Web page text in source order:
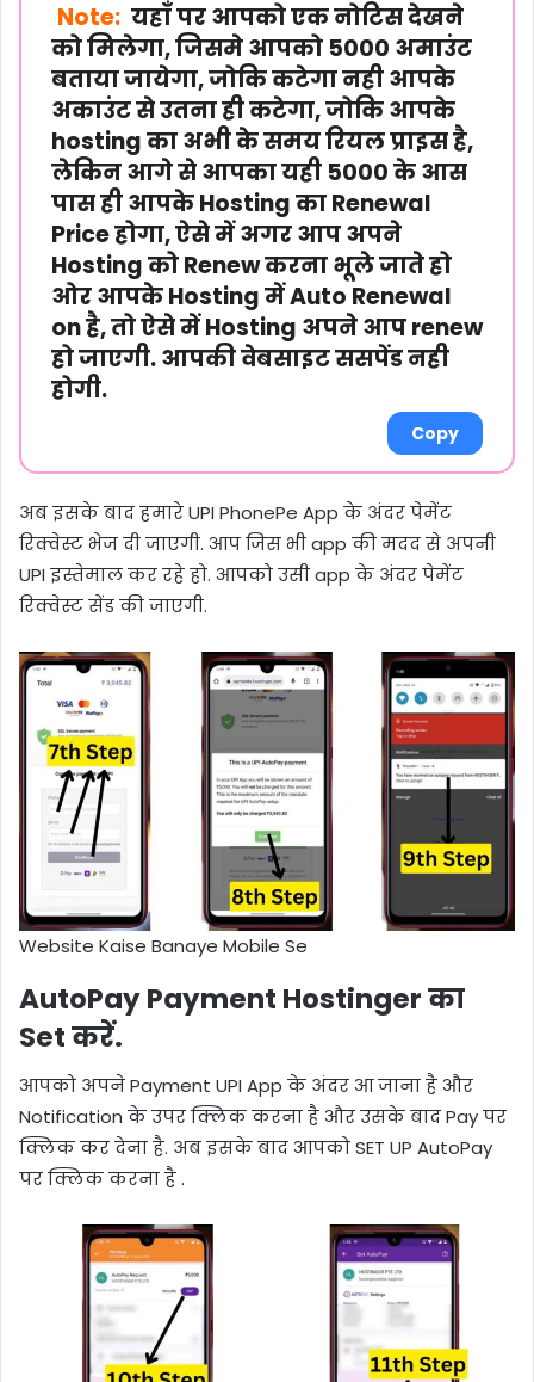
Note: यहाँ पर आपको एक नोटिस देखने
को मिलेगा, जिसमे आपको 5000 अमाउंट
बताया जायेगा, जोकि कटेगा नही आपके
अकाउंट से उतना ही कटेगा, जोकि आपके
hosting का अभी के समय रियल प्राइस है,
लेकिन आगे से आपका यही 5000 के आस
पास ही आपके Hosting का Renewal
Priceहोगा, ऐसे में अगर आप अपने
Hosting को Renew करना भूले जाते हो
ओर आपके Hosting में Auto Renewal
on है, तो ऐसे में Hosting अपने आप renew
हो जाएगी. आपकी वेबसाइट ससपेंड नही
होगी.
Copy
अब इसके बाद हमारे UPI PhonePe App के अंदर पेमेंट
रिक्वेस्ट भेज दी जाएगी. आप जिस भी app की मदद से अपनी
UPI इस्तेमाल कर रहे हो. आपको उसी app के अंदर पेमेंट
रिक्वेस्ट सेंड की जाएगी.
Website Kaise Banaye Mobile Se
AutoPay Payment Hostinger का
Set करें.
आपको अपने Payment UPI App के अंदर आ जाना है और
Notification के उपर क्लिक करना है और उसके बाद Pay पर
क्लिक कर देना है. अब इसके बाद आपको SET UP AutoPay
पर क्लिक करना है .